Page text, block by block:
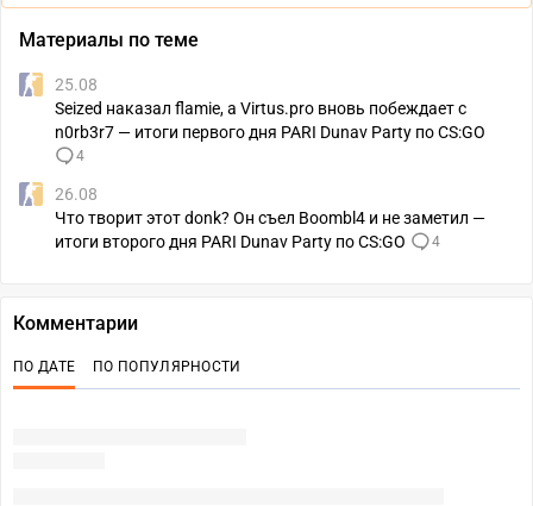
Материалы по теме
25.08
Seized наказал flamie, а Virtus.pro вновь побеждает с
n0rb3r7 — итоги первого дня PARI Dunav Party по CS:GO
4
26.08
Что творит этот donk? Он съел Boombl4 и не заметил —
итоги второго дня PARI Dunav Party по CS:GO
4
Комментарии
ПО ДАТЕ ПО ПОПУЛЯРНОСТИ